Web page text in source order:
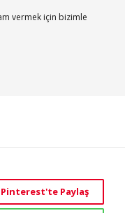
vermek için bizimle
Pinterest'te Paylaş